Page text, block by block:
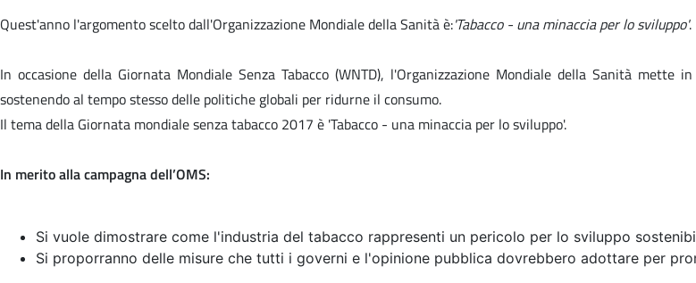
Quest'anno l'argomento scelto dall'Organizzazione Mondiale della Sanità è:'Tabacco - una minaccia per lo sviluppo'.
In occasione della Giornata Mondiale Senza Tabacco (WNTD), l'Organizzazione Mondiale della Sanità
sostenendo al tempo stesso delle politiche globali per ridurne il consumo.
Il tema della Giornata mondiale senza tabacco 2017 è 'Tabacco - una minaccia per lo sviluppo'.
In merito alla campagna dell’OMS:
Si vuole dimostrare come l'industria del tabacco rappresenti un pericolo per lo sviluppo
Si proporranno delle misure che tutti i governi e l'opinione pubblica dovrebbero adottare per